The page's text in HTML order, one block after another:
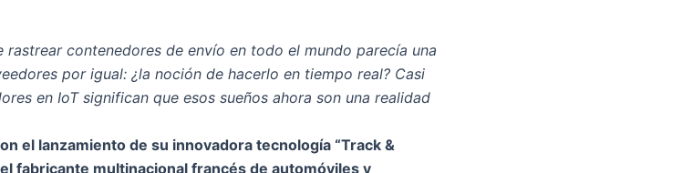
contenedores de envío en todo el mundo parecía una
por igual: ¿la noción de hacerlo en tiempo real? Casi
en IoT significan que esos sueños ahora son una realidad
el lanzamiento de su innovadora tecnología “Track &
fabricante multinacional francés de automóviles y